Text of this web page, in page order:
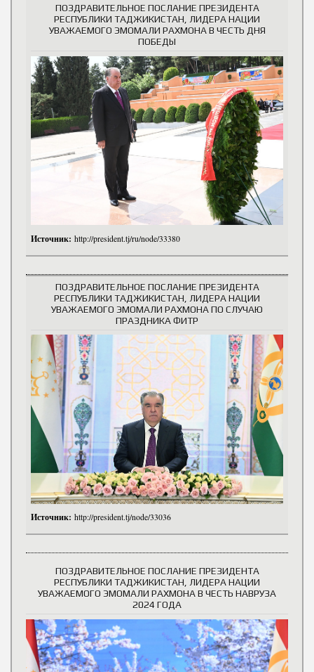
ПОЗДРАВИТЕЛЬНОЕ ПОСЛАНИЕ ПРЕЗИДЕНТА
РЕСПУБЛИКИ ТАДЖИКИСТАН, ЛИДЕРА НАЦИИ
УВАЖАЕМОГО ЭМОМАЛИ РАХМОНА В ЧЕСТЬ ДНЯ
ПОБЕДЫ
Источник: http://president.tj/ru/node/33380
ПОЗДРАВИТЕЛЬНОЕ ПОСЛАНИЕ ПРЕЗИДЕНТА
РЕСПУБЛИКИ ТАДЖИКИСТАН, ЛИДЕРА НАЦИИ
УВАЖАЕМОГО ЭМОМАЛИ РАХМОНА ПО СЛУЧАЮ
ПРАЗДНИКА ФИТР
Источник: http://president.tj/node/33036
ПОЗДРАВИТЕЛЬНОЕ ПОСЛАНИЕ ПРЕЗИДЕНТА
РЕСПУБЛИКИ ТАДЖИКИСТАН, ЛИДЕРА НАЦИИ
УВАЖАЕМОГО ЭМОМАЛИ РАХМОНА В ЧЕСТЬ НАВРУЗА
2024 ГОДА